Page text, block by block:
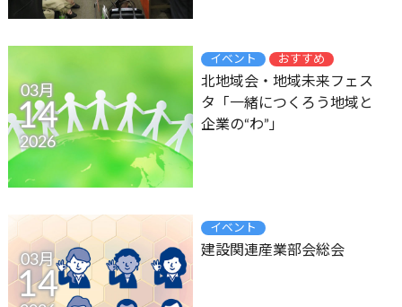
03月
14
2026
イベント おすすめ
北地域会・地域未来フェス
タ「一緒につくろう地域と
企業の“わ”」
03月
14
イベント
建設関連産業部会総会